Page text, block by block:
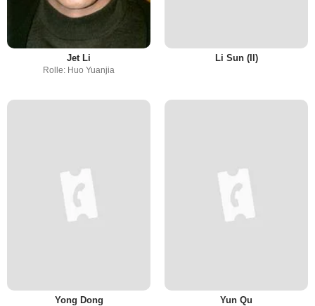
Jet Li
Rolle: Huo Yuanjia
Li Sun (II)
Yong Dong Yun Qu